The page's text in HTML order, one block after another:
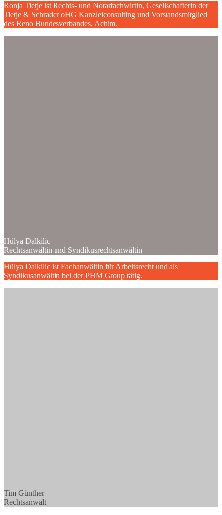
Ronja Tietje ist Rechts- und Notarfachwirtin, Gesellschafterin der
Tietje & Schrader oHG Kanzleiconsulting und Vorstandsmitglied
des Reno Bundesverbandes, Achim.
Hülya Dalkilic
Rechtsanwältin und Syndikusrechtsanwältin
Hülya Dalkilic ist Fachanwältin für Arbeitsrecht und als
Syndikusanwältin bei der PHM Group tätig.
Tim Günther
Rechtsanwalt